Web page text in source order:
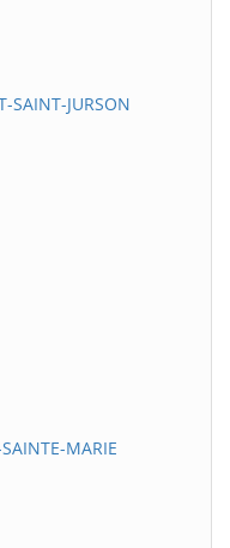
SAINT-JURSON
MARIE